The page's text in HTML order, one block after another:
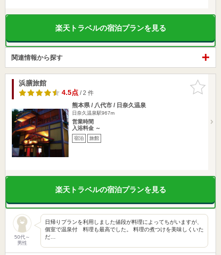
楽天トラベルの宿泊プランを見る
関連情報から探す
お気に入
りに追加
浜膳旅館
4.5点/ 2 件
熊本県 / 八代市 / 日奈久温泉
日奈久温泉駅967m
営業時間
入浴料金 ～
宿泊 旅館
楽天トラベルの宿泊プランを見る
50代～
男性
日帰りプランを利用しました値段が料理によってちがいますが、
個室で温泉付 料理も最高でした。 料理の煮つけを美味しくいた
だ…